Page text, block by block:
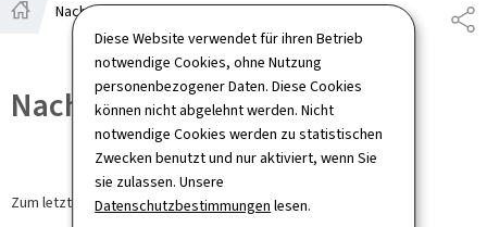
Diese Website verwendet für ihren Betrieb
notwendige Cookies, ohne Nutzung
personenbezogener Daten. Diese Cookies
können nicht abgelehnt werden. Nicht
notwendige Cookies werden zu statistischen
Zwecken benutzt und nur aktiviert, wenn Sie
sie zulassen. Unsere
Datenschutzbestimmungen lesen.
Startseite
Nachrichten
Nachrichten
Zum letzten Mal aktualisiert am20.04.2026